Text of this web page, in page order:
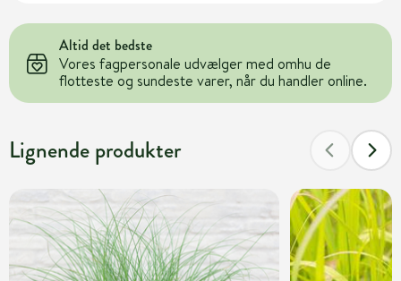
Altid det bedste
Vores fagpersonale udvælger med omhu de
flotteste og sundeste varer, når du handler online.
Lignende produkter